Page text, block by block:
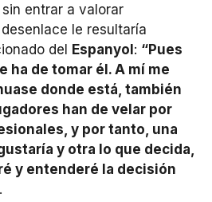
entrar a valorar
le resultaría
del Espanyol: “Pues
ha de tomar él. A mí me
donde está, también
han de velar por
y por tanto, una
y otra lo que decida,
y entenderé la decisión